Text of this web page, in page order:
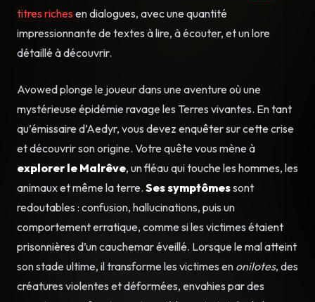
titres richesen dialogues, avec une quantité
impressionnante de textes à lire, à écouter, et un lore
détaillé à découvrir.
Avowed plonge le joueur dans une aventure où une
mystérieuse épidémie ravage les Terres vivantes. En tant
qu’émissaire d’Aedyr, vous devez enquêter sur cette crise
et découvrir son origine. Votre quête vous mène à
explorer le Malrêve, un fléau qui touche les hommes, les
animaux et même la terre. Ses symptômessont
redoutables : confusion, hallucinations, puis un
comportement erratique, comme si les victimes étaient
prisonnières d’un cauchemar éveillé. Lorsque le mal atteint
son stade ultime, il transforme les victimes en onilotes, des
créatures violentes et déformées, envahies par des